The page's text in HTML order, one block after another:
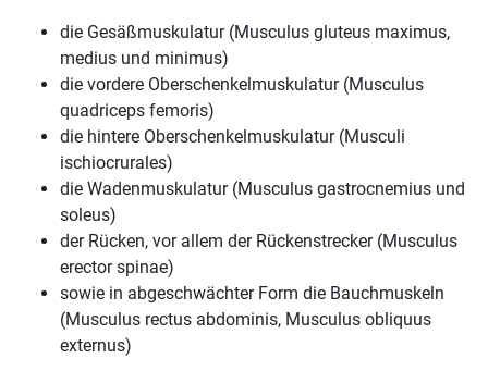
die Gesäßmuskulatur (Musculus gluteus maximus,
medius und minimus)
die vordere Oberschenkelmuskulatur (Musculus
quadriceps femoris)
die hintere Oberschenkelmuskulatur (Musculi
ischiocrurales)
die Wadenmuskulatur (Musculus gastrocnemius und
soleus)
der Rücken, vor allem der Rückenstrecker (Musculus
erector spinae)
sowie in abgeschwächter Form die Bauchmuskeln
(Musculus rectus abdominis, Musculus obliquus
externus)